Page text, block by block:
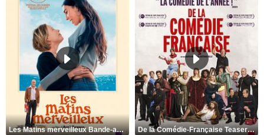
Les Matins merveilleux Bande-annonce VF De la Comédie-Française Teaser VF